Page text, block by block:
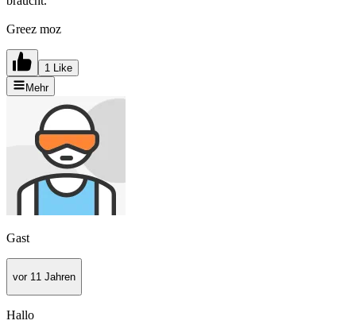
Greez moz
1 Like
Mehr
Gast
vor 11 Jahren
Hallo